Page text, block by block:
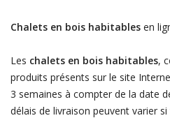
Chalets en bois habitablesen
Les chalets en bois habitables,
produits présents sur le site
3 semaines à compter de la date
délais de livraison peuvent varier